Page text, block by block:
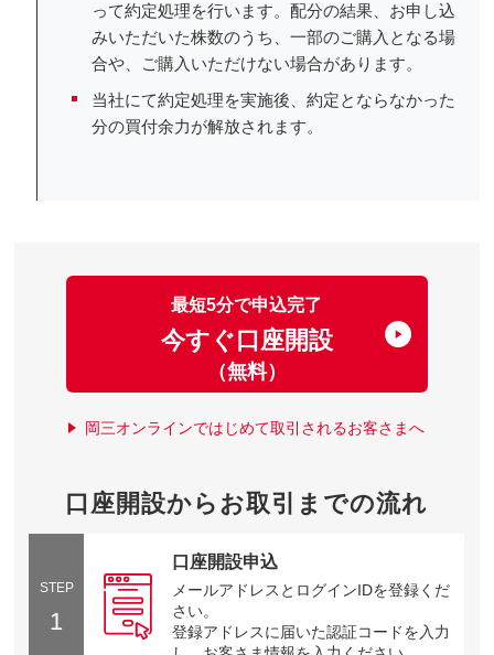
って約定処理を行います。配分の結果、お申し込
みいただいた株数のうち、一部のご購入となる場
合や、ご購入いただけない場合があります。
当社にて約定処理を実施後、約定とならなかった
分の買付余力が解放されます。
最短5分で申込完了
今すぐ口座開設
（無料）
岡三オンラインではじめて取引されるお客さまへ
口座開設からお取引までの流れ
STEP
1
口座開設申込
メールアドレスとログインIDを登録くだ
さい。
登録アドレスに届いた認証コードを入力